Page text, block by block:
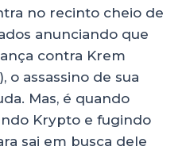
no recinto cheio de
anunciando que
contra Krem
o assassino de sua
Mas, é quando
Krypto e fugindo
sai em busca dele